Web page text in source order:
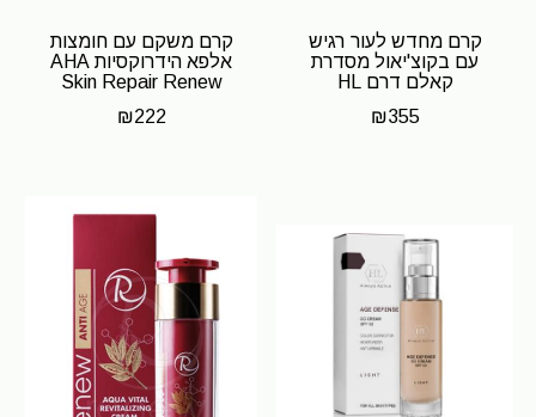
קרם מחדש לעור רגיש
עם בקוצ'יאול מסדרת
קאלם דרם HL
₪355
קרם משקם עם חומצות
אלפא הידרוקסיות AHA
Skin Repair Renew
₪222